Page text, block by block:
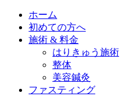
ホーム
初めての方へ
施術 & 料金
はりきゅう施術
整体
美容鍼灸
ファスティング